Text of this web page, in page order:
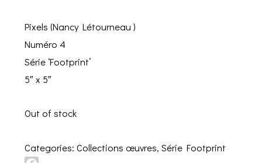
Pixels (Nancy Létourneau )
Numéro 4
Série ‘Footprint’
5″ x 5″
Out of stock
Categories: Collections œuvres, Série Footprint